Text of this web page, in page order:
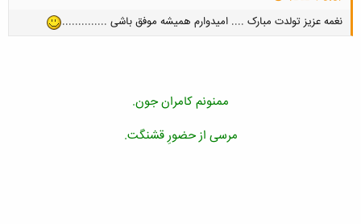
نغمه عزیز تولدت مبارک .... امیدوارم همیشه موفق باشی ..............
ممنونم کامران جون.
مرسی از حضورِ قشنگت.